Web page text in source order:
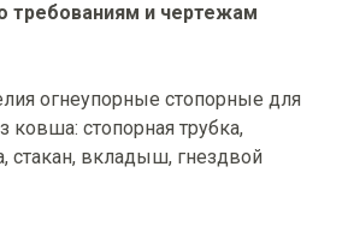
требованиям и чертежам
огнеупорные стопорные для
ковша: стопорная трубка,
стакан, вкладыш, гнездвой